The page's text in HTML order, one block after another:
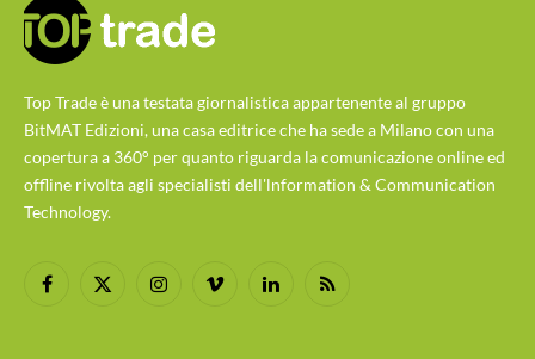
Top Trade è una testata giornalistica appartenente al gruppo
BitMAT Edizioni, una casa editrice che ha sede a Milano con una
copertura a 360° per quanto riguarda la comunicazione online ed
offline rivolta agli specialisti dell'lnformation & Communication
Technology.
Facebook
X
InstagramVimeo LinkedInRSS